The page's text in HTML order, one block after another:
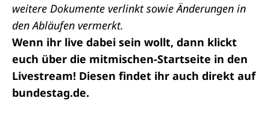
weitere Dokumente verlinkt sowie Änderungen in
den Abläufen vermerkt.
Wenn ihr live dabei sein wollt, dann klickt
euch über die mitmischen-Startseite in den
Livestream! Diesen findet ihr auch direkt auf
bundestag.de.